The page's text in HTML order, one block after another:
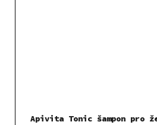
Apivita Tonic šampon pro